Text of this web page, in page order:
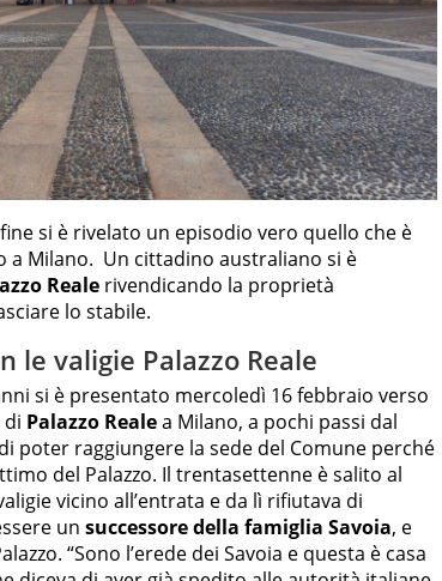
si è rivelato un episodio vero quello che è
a Milano. Un cittadino australiano si è
Reale rivendicando la proprietà
lo stabile.
le valigie Palazzo Reale
si è presentato mercoledì 16 febbraio verso
di Palazzo Realea Milano, a pochi passi dal
poter raggiungere la sede del Comune perché
del Palazzo. Il trentasettenne è salito al
vicino all’entrata e da lì rifiutava di
un successore della famiglia Savoia, e
“Sono l’erede dei Savoia e questa è casa